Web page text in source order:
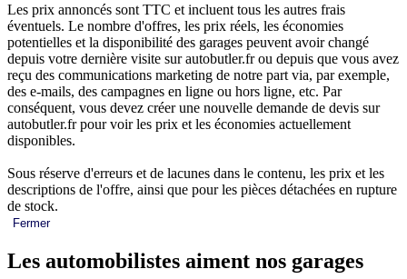
Les prix annoncés sont TTC et incluent tous les autres frais
éventuels. Le nombre d'offres, les prix réels, les économies
potentielles et la disponibilité des garages peuvent avoir changé
depuis votre dernière visite sur autobutler.fr ou depuis que vous avez
reçu des communications marketing de notre part via, par exemple,
des e-mails, des campagnes en ligne ou hors ligne, etc. Par
conséquent, vous devez créer une nouvelle demande de devis sur
autobutler.fr pour voir les prix et les économies actuellement
disponibles.
Sous réserve d'erreurs et de lacunes dans le contenu, les prix et les
descriptions de l'offre, ainsi que pour les pièces détachées en rupture
de stock.
Fermer
Les automobilistes aiment nos garages